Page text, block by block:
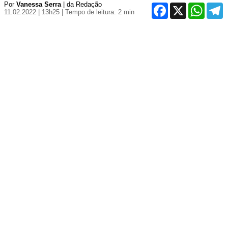
Por Vanessa Serra| da Redação
11.02.2022 | 13h25
| Tempo de leitura: 2 min
Facebook
X